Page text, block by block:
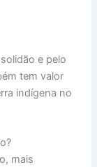
e pelo
tem valor
indígena no
mais